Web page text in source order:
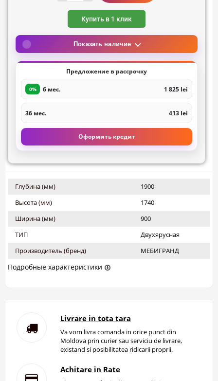
Купить в 1 клик
Показать наличие
Предложение в рассрочку
0% 6 мес. 1 825 lei
36 мес. 413 lei
Оформить кредит
Глубина (мм)
1900
Высота (мм)
1740
Ширина (мм)
900
ТИП
Двухярусная
Производитель (бренд)
МЕБИГРАНД
Подробные характеристики
Livrare in tota tara
Va vom livra comanda in orice punct din
Moldova prin curier sau serviciu de livrare,
existand si posibilitatea ridicarii proprii.
Achitare in Rate